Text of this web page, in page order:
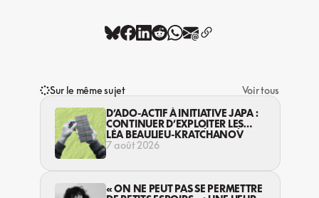
Sur le même sujet
Voir tous
D’ADO-ACTIF À INITIATIVE JAPA :
CONTINUER D’EXPLOITER LES
JEUNES… DANS LA LÉGALITÉ?
LÉA BEAULIEU-KRATCHANOV
7 août 2026
« ON NE PEUT PAS SE PERMETTRE